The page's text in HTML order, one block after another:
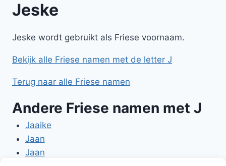
Jeske
Jeske wordt gebruikt als Friese voornaam.
Bekijk alle Friese namen met de letter J
Terug naar alle Friese namen
Andere Friese namen met J
Jaaike
Jaan
Jaan